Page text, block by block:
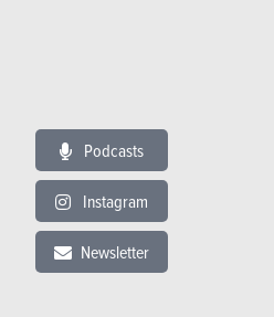
Podcasts
Instagram
Newsletter